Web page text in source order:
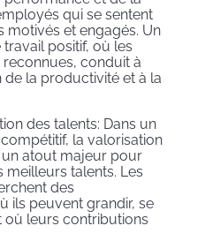
qui se sentent
motivés et engagés. Un
positif, où les
conduit à
la productivité et à la
des talents: Dans un
la valorisation
atout majeur pour
meilleurs talents. Les
des
ils peuvent grandir, se
où leurs contributions